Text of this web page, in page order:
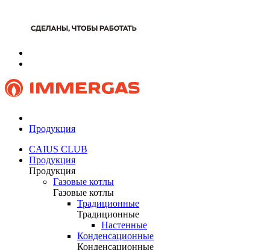
Продукция
CAIUS CLUB
Продукция
Продукция
Газовые котлы
Газовые котлы
Традиционные
Традиционные
Настенные
Конденсационные
Конденсационные